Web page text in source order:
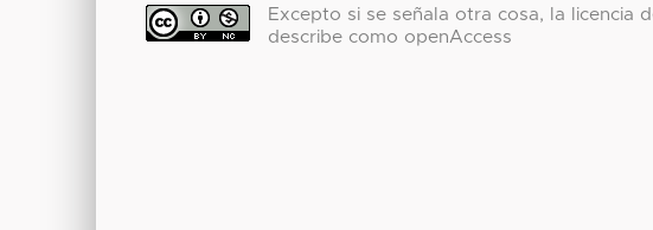
Excepto si se señala otra cosa, la licencia
describe como openAccess